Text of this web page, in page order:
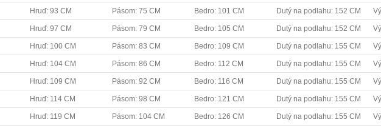
Hruď: 93 CM Pásom: 75 CM Bedro: 101 CM Dutý na podlahu: 152 CM
Hruď: 97 CM Pásom: 79 CM Bedro: 105 CM Dutý na podlahu: 152 CM
Hruď: 100 CM Pásom: 83 CM Bedro: 109 CM Dutý na podlahu: 155 CM
Hruď: 104 CM Pásom: 86 CM Bedro: 112 CM Dutý na podlahu: 155 CM
Hruď: 109 CM Pásom: 92 CM Bedro: 116 CM Dutý na podlahu: 155 CM
Hruď: 114 CM Pásom: 98 CM Bedro: 121 CM Dutý na podlahu: 155 CM
Hruď: 119 CM Pásom: 104 CM Bedro: 126 CM Dutý na podlahu: 155 CM